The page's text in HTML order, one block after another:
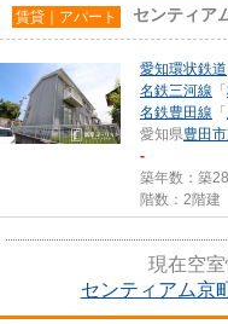
賃貸｜アパート センティア
愛知環状鉄道
名鉄三河線 「
名鉄豊田線 「
愛知県豊田市
-
築年数：築
階数：2階建
現在空室
センティアム京